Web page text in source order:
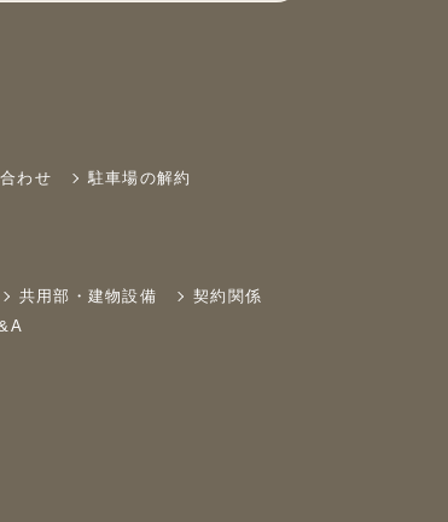
わせ 駐車場の解約
共用部・建物設備
契約関係